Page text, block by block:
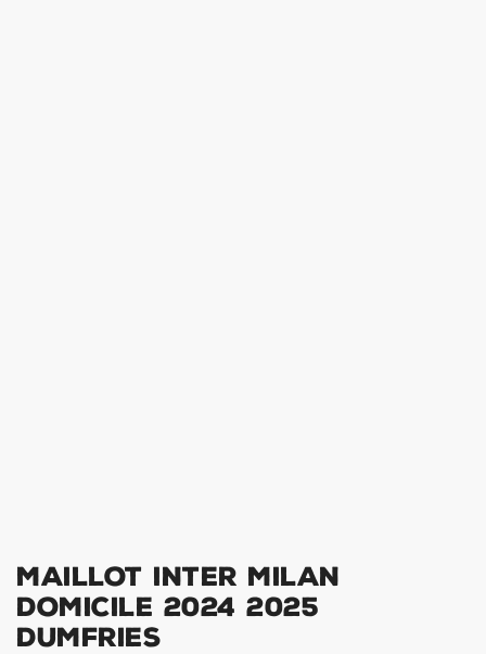
Maillot Inter Milan
Domicile 2024 2025
Dumfries